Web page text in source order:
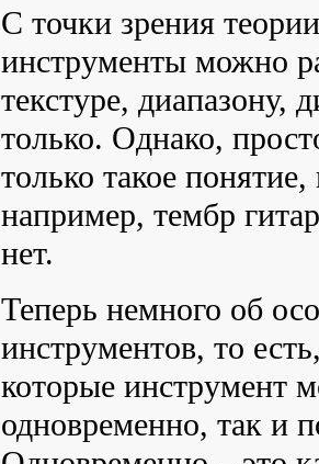
С точки зрения
инструменты можно
текстуре, диапазону,
только. Однако,
только такое
например, тембр
нет.
Теперь немного об
инструментов, то
которые инструмент
одновременно, так и